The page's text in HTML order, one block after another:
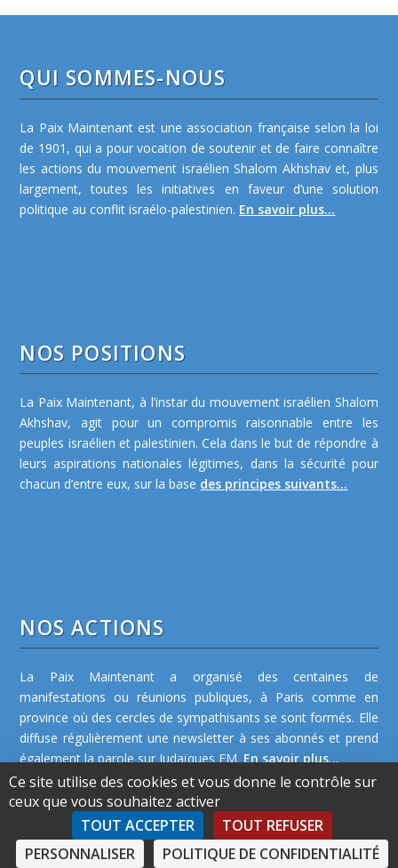
QUI SOMMES-NOUS
La Paix Maintenant est une association française selon la loi
de 1901, qui a pour vocation de soutenir et de faire connaître
les actions du mouvement israélien Shalom Akhshav et, plus
largement, toutes les initiatives en faveur d’une solution
politique au conflit israélo-palestinien. En savoir plus...
NOS POSITIONS
La Paix Maintenant, à l’instar du mouvement israélien Shalom
Akhshav, agit pour un compromis raisonnable entre les
peuples israélien et palestinien. Cela dans le but de répondre à
leurs aspirations nationales légitimes, dans la sécurité pour
chacun d’entre eux, sur la base des principes suivants...
NOS ACTIONS
La Paix Maintenant a organisé des centaines de
manifestations ou réunions publiques, à Paris comme en
province où des cercles de sympathisants se sont formés. Elle
diffuse régulièrement une newsletter à ses abonnés et prend
également la parole sur Judaïques FM.En savoir plus...
©2026 La Paix Maintenant -Plan de site
Ce site utilise des cookies et vous donne le contrôle sur
ceux que vous souhaitez activer
TOUT ACCEPTER
TOUT REFUSER
PERSONNALISER
POLITIQUE DE CONFIDENTIALITÉ